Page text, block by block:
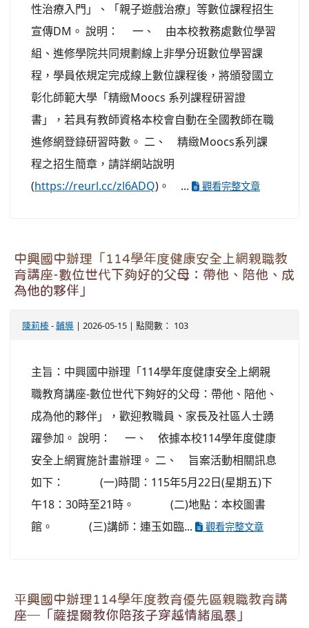
性治療入門」、「親子遊戲治療」等數位課程招生
宣傳DM。 說明： 一、 由本校教務處數位學習
組、進修學院共同規劃線上非學分班數位學習課
程，學員依規定完成線上數位課程後，將頒發國立
彰化師範大學「精緻Moocs 系列課程研習證
書」，若具有教師資格本校會自動在全國教師在職
進修網登錄研習時數。 二、 精緻Moocs系列課
程之招生簡章，請詳網站說明
(https://reurl.cc/zl6ADQ)。 ... 觀看完整文章
中興國中辦理「114學年度健康安全上網親職教
育講座-數位世代下夠好的父母：帶他、陪他、成
為他的夥伴」
陳莉榛-輔導 | 2026-05-15 | 點閱數： 103
主旨：中興國中辦理「114學年度健康安全上網親
職教育講座-數位世代下夠好的父母：帶他、陪他、
成為他的夥伴」，歡迎教職員、家長及社區人士踴
躍參加。 說明： 一、 依據本校114學年度健康
安全上網實施計畫辦理。 二、 旨案活動相關訊息
如下： (一)時間：115年5月22日(星期五)下
午18：30時至21時。 (二)地點：本校圖書
館。 (三)講師：連玉如臨...
觀看完整文章
平興國中辦理114學年度教育優先區親職教育講
座─「薩提爾教你陪孩子穿越情緒風暴」